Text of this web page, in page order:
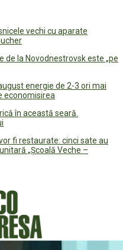
vechi cu aparate
de la Novodnestrovsk este „pe
energie de 2-3 ori mai
economisirea
în această seară.
fi restaurate: cinci sate au
„Școală Veche –